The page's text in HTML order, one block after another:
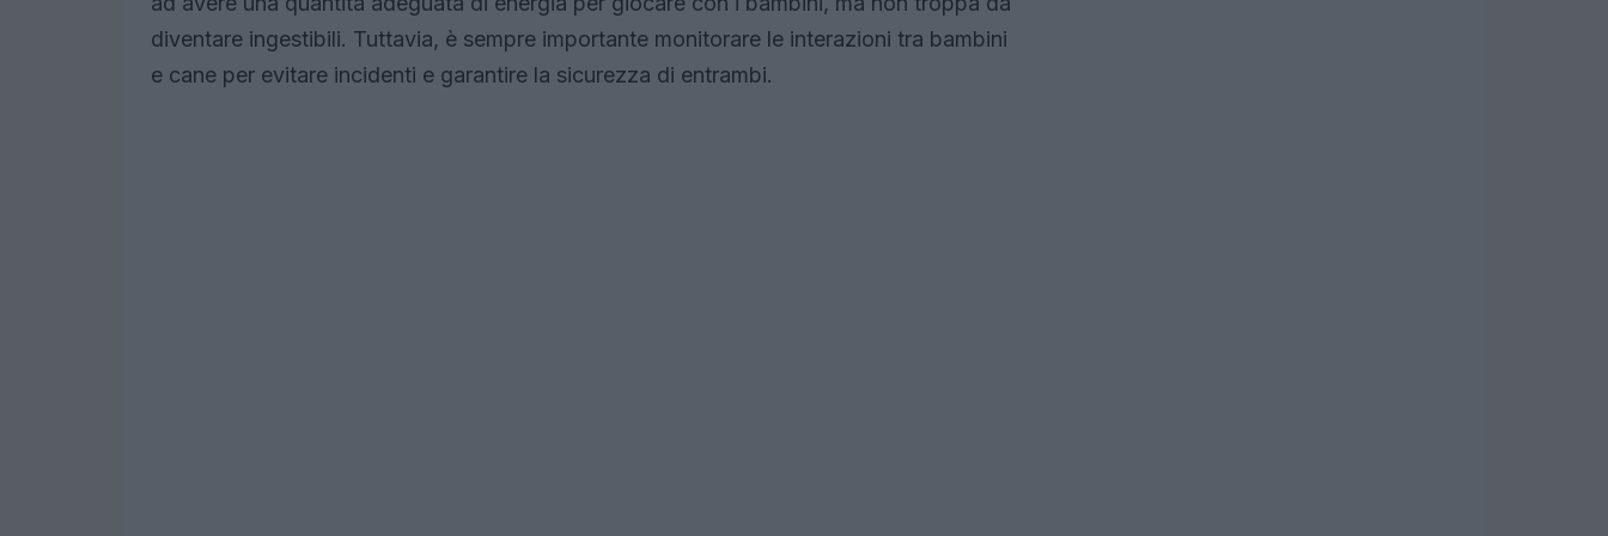
diventare ingestibili. Tuttavia, è sempre importante monitorare le interazioni tra bambini
e cane per evitare incidenti e garantire la sicurezza di entrambi.